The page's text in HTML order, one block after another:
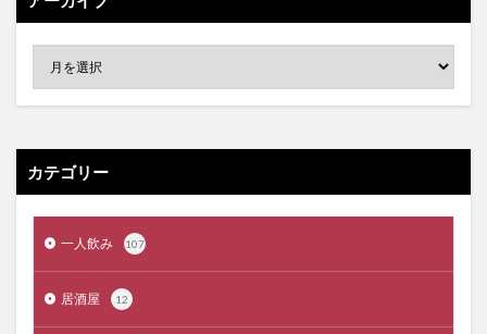
カテゴリー
一人飲み 107
居酒屋 12